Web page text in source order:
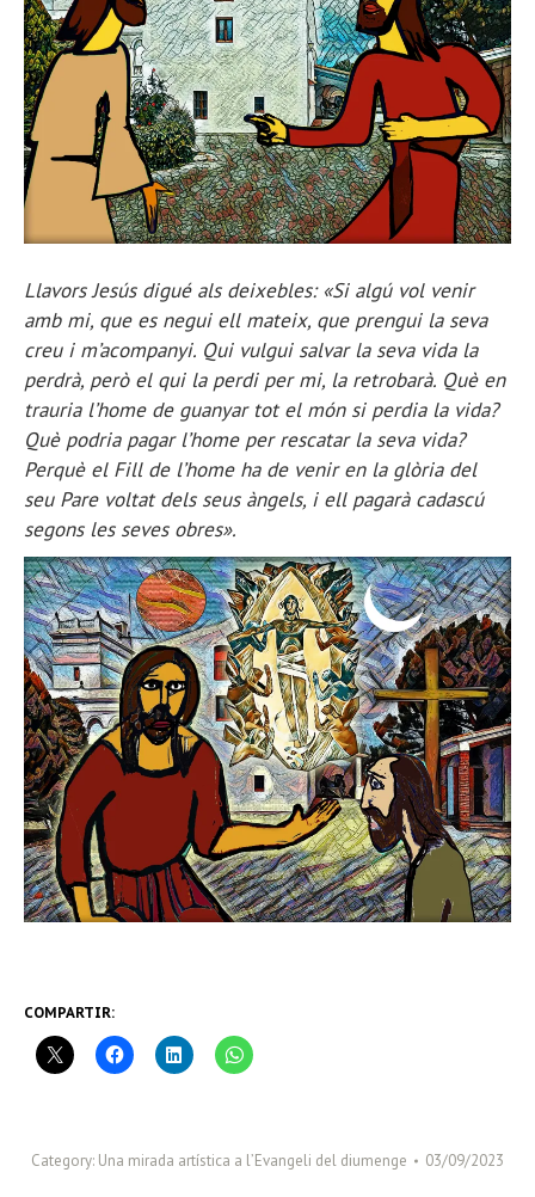
Llavors Jesús digué als deixebles: «Si algú vol venir
amb mi, que es negui ell mateix, que prengui la seva
creu i m’acompanyi. Qui vulgui salvar la seva vida la
perdrà, però el qui la perdi per mi, la retrobarà. Què en
trauria l’home de guanyar tot el món si perdia la vida?
Què podria pagar l’home per rescatar la seva vida?
Perquè el Fill de l’home ha de venir en la glòria del
seu Pare voltat dels seus àngels, i ell pagarà cadascú
segons les seves obres».
COMPARTIR:
Category: Una mirada artística a l’Evangeli del diumenge 03/09/2023